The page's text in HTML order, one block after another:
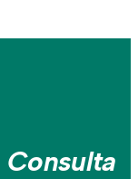
Consulta